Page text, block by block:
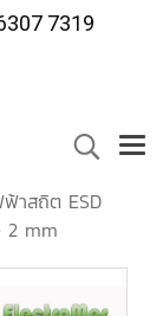
7319
าสถิต ESD
2 mm